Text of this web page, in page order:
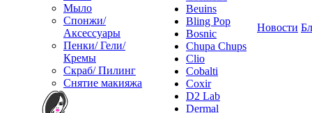
Мыло
Спонжи/
Аксессуары
Пенки/ Гели/
Кремы
Скраб/ Пилинг
Снятие макияжа
Beuins
Bling Pop
Bosnic
Chupa Chups
Clio
Cobalti
Coxir
D2 Lab
Dermal
Новости